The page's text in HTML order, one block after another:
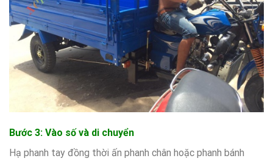
Bước 3: Vào số và di chuyển
Hạ phanh tay đồng thời ấn phanh chân hoặc phanh bánh